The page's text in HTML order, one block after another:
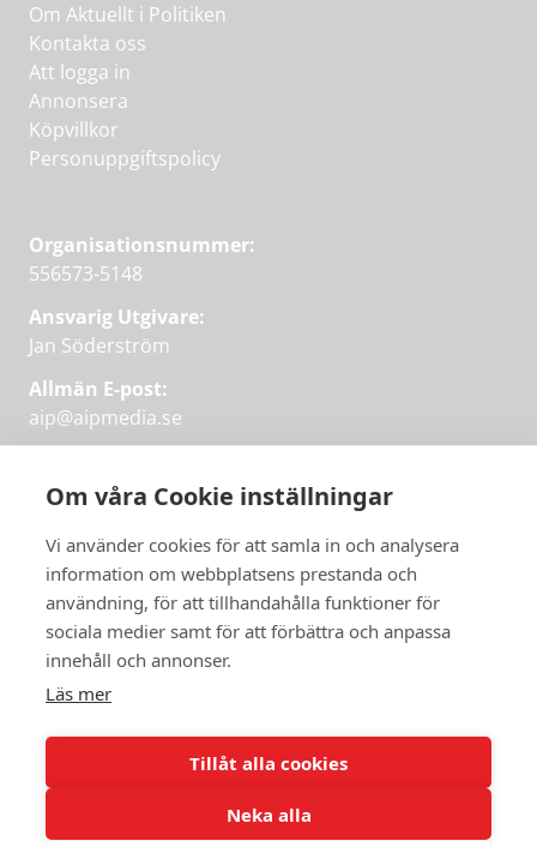
Om våra Cookie inställningar
Vi använder cookies för att samla in och analysera
information om webbplatsens prestanda och
användning, för att tillhandahålla funktioner för
sociala medier samt för att förbättra och anpassa
innehåll och annonser.
Läs mer
Tillåt alla cookies
Neka alla
Få veckans bästa
artiklar i mejlen
varje vecka om våra mest intressanta
Om Aktuellt i Politiken
Kontakta oss
Att logga in
Annonsera
Köpvillkor
Personuppgiftspolicy
Organisationsnummer:
556573-5148
Ansvarig Utgivare:
Jan Söderström
Allmän E-post:
aip@aipmedia.se
aip@flowyinfo.seeller 08-1210 60 40.
Instagram
LinkedIn
Twitter
Facebook
Få veckans bästa
artiklar på mejlen
PRENUMERERA